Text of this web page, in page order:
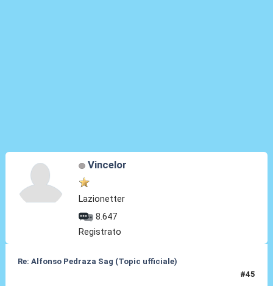
Vincelor
Lazionetter
8.647
Registrato
Re: Alfonso Pedraza Sag (Topic ufficiale)
#45